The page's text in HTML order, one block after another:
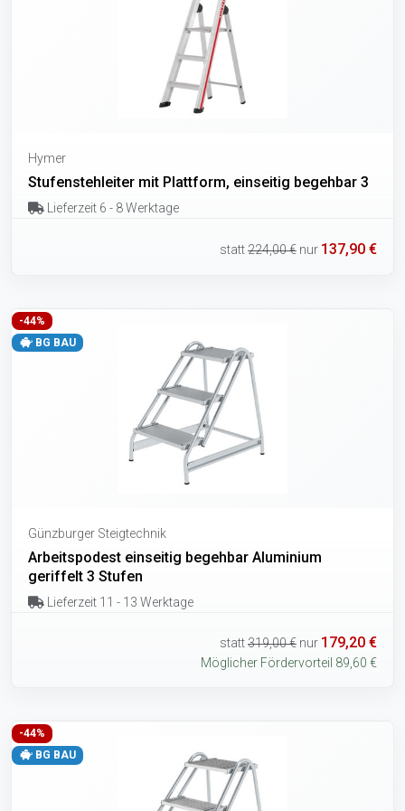
Hymer
Stufenstehleiter mit Plattform, einseitig begehbar 3
Lieferzeit 6 - 8 Werktage
statt224,00 € nur 137,90 €
-44%
BG BAU
Günzburger Steigtechnik
Arbeitspodest einseitig begehbar Aluminium
geriffelt 3 Stufen
Lieferzeit 11 - 13 Werktage
statt319,00 € nur 179,20 €
Möglicher Fördervorteil 89,60 €
-44%
BG BAU